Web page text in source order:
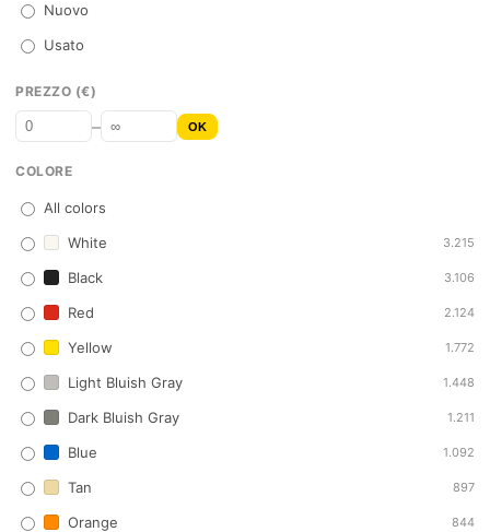
Nuovo
Usato
PREZZO (€)
– OK
COLORE
All colors
White
3.215
Black 3.106
Red 2.124
Yellow 1.772
Light Bluish Gray 1.448
Dark Bluish Gray 1.211
Blue 1.092
Tan 897
Orange 844